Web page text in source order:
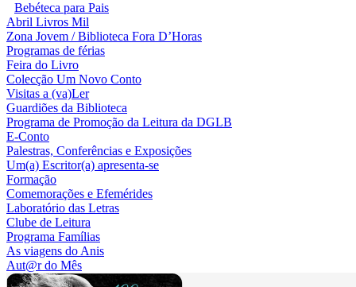
Bebéteca para Pais
Abril Livros Mil
Zona Jovem / Biblioteca Fora D’Horas
Programas de férias
Feira do Livro
Colecção Um Novo Conto
Visitas a (va)Ler
Guardiões da Biblioteca
Programa de Promoção da Leitura da DGLB
E-Conto
Palestras, Conferências e Exposições
Um(a) Escritor(a) apresenta-se
Formação
Comemorações e Efemérides
Laboratório das Letras
Clube de Leitura
Programa Famílias
As viagens do Anis
Aut@r do Mês